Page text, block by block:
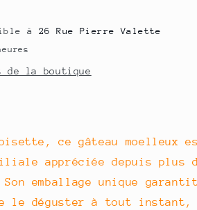
à 26 Rue Pierre Valette
la boutique
ce gâteau moelleux
appréciée depuis plus
emballage unique
le déguster à tout instant,